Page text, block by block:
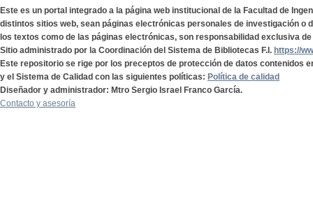
Este es un portal integrado a la página web institucional de la Facultad de
distintos sitios web, sean páginas electrónicas personales de investigación o
los textos como de las páginas electrónicas, son responsabilidad exclusiva
Sitio administrado por la Coordinación del Sistema de Bibliotecas F.I. https://
Este repositorio se rige por los preceptos de protección de datos contenidos
y el Sistema de Calidad con las siguientes políticas: Política de calidad
Diseñador y administrador: Mtro Sergio Israel Franco García.
Contacto y asesoría